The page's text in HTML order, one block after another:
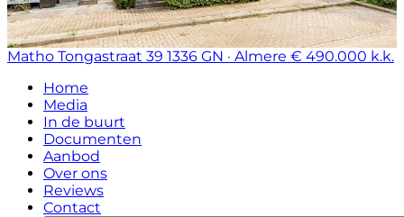
Matho Tongastraat 39 1336 GN · Almere € 490.000 k.k.
Home
Media
In de buurt
Documenten
Aanbod
Over ons
Reviews
Contact